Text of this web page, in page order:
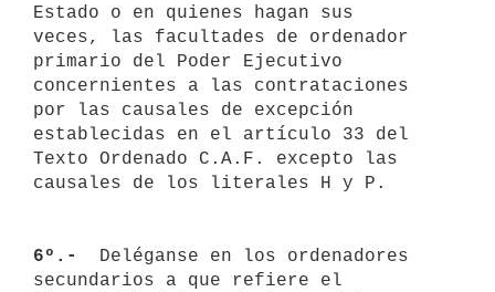
Estado o en quienes hagan sus
veces, las facultades de ordenador
primario del Poder Ejecutivo
concernientes a las contrataciones
por las causales de excepción
establecidas en el artículo 33 del
Texto Ordenado C.A.F. excepto las
causales de los literales H y P.
6º.-
Deléganse en los ordenadores
secundarios a que refiere el